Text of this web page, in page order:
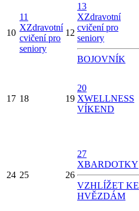
10
11
XZdravotní
cvičení pro
seniory
12
13
XZdravotní
cvičení pro
seniory
BOJOVNÍK
17 18 19
20
XWELLNESS
VÍKEND
24 25 26
27
XBARDOTKY
VZHLÍŽET KE
HVĚZDÁM